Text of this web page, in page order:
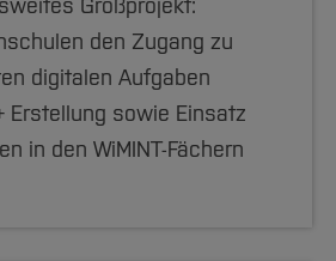
Großprojekt:
den Zugang zu
digitalen Aufgaben
Erstellung sowie Einsatz
in den WiMINT-Fächern